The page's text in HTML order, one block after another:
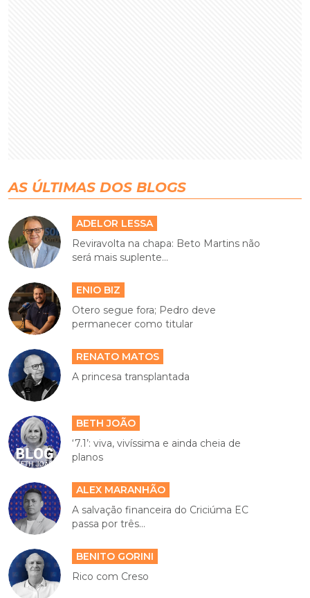
AS ÚLTIMAS DOS BLOGS
ADELOR LESSA
Reviravolta na chapa: Beto Martins não
será mais suplente...
ENIO BIZ
Otero segue fora; Pedro deve
permanecer como titular
RENATO MATOS
A princesa transplantada
BETH JOÃO
‘7.1’: viva, vivíssima e ainda cheia de
planos
ALEX MARANHÃO
A salvação financeira do Criciúma EC
passa por três...
BENITO GORINI
Rico com Creso